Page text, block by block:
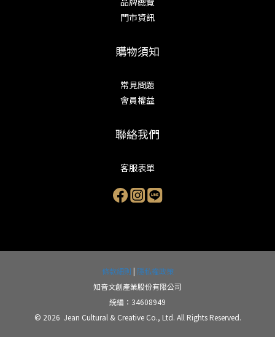
門市資訊
購物須知
常見問題
會員權益
聯絡我們
客服表單
條款細則 | 隱私權政策
知音文創產業股份有限公司
統編：34608949
© 2026 Jean Cultural & Creative Co., Ltd. All Rights Reserved.